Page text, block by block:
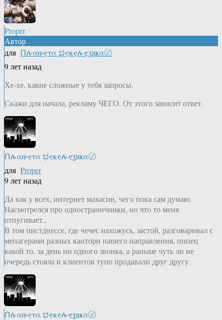
Proper
Автор
для Ոሉαዙҿτα ಭҿҝҿሉҿʓяҝα〄
9 лет назад
Хе-хе, какие сложные у тебя запросы.
Скажи для начала, рекламу ЧЕГО. От этого зависит ответ.
Ոሉαዙҿτα ಭҿҝҿሉҿʓяҝα〄
для Proper
9 лет назад
Да как у всех, интернет махасин, чего пока сам думаю.
Насмотрелся про одностраничники, но что то меня
отпугивает..
В том пистднессе, где чечес нахожусь, застой, разговаривал с
менагерами разных канторн нашего направления, пипец
какой то, за день ни одного звонка, а раньше чуть ли не
очередь стояла и клиентов тупо продавали друг другу.
Ոሉαዙҿτα ಭҿҝҿሉҿʓяҝα〄